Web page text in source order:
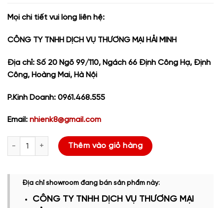
Mọi chi tiết vui lòng liên hệ:
CÔNG TY TNHH DỊCH VỤ THƯƠNG MẠI HẢI MINH
Địa chỉ: Số 20 Ngõ 99/110, Ngách 66 Định Công Hạ, Định
Công, Hoàng Mai, Hà Nội
P.Kinh Doanh: 0961.468.555
Email: nhienk8@gmail.com
Máy photocopy RICOH MP 2554 số lượng
Thêm vào giỏ hàng
Địa chỉ showroom đang bán sản phẩm này:
CÔNG TY TNHH DỊCH VỤ THƯƠNG MẠI